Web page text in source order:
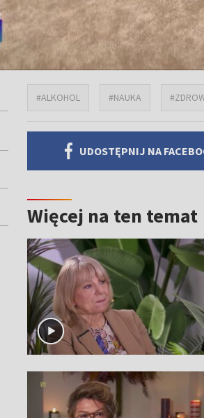
#ALKOHOL #NAUKA
UDOSTĘPNIJ NA
Więcej na ten temat